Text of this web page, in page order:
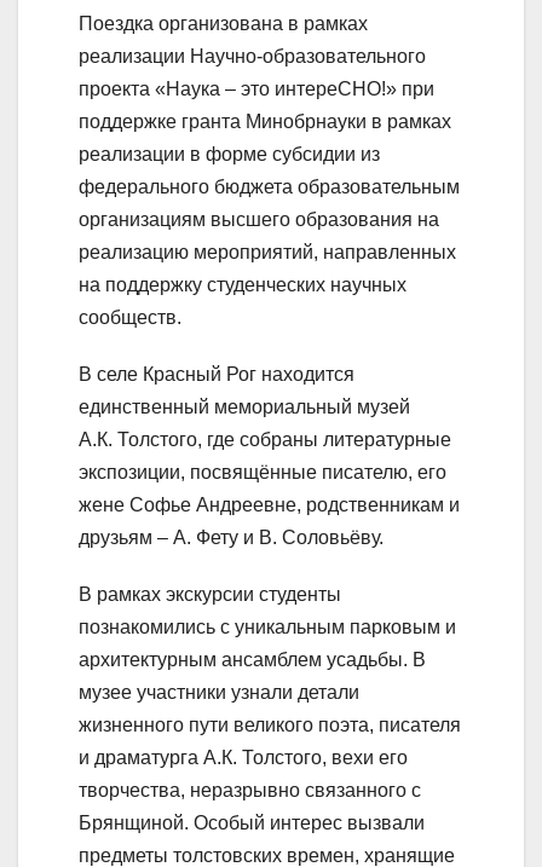
Поездка организована в рамках
реализации Научно-образовательного
проекта «Наука – это интереСНО!» при
поддержке гранта Минобрнауки в рамках
реализации в форме субсидии из
федерального бюджета образовательным
организациям высшего образования на
реализацию мероприятий, направленных
на поддержку студенческих научных
сообществ.
В селе Красный Рог находится
единственный мемориальный музей
А.К. Толстого, где собраны литературные
экспозиции, посвящённые писателю, его
жене Софье Андреевне, родственникам и
друзьям – А. Фету и В. Соловьёву.
В рамках экскурсии студенты
познакомились с уникальным парковым и
архитектурным ансамблем усадьбы. В
музее участники узнали детали
жизненного пути великого поэта, писателя
и драматурга А.К. Толстого, вехи его
творчества, неразрывно связанного с
Брянщиной. Особый интерес вызвали
предметы толстовских времен, хранящие